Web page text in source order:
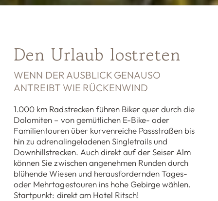
Den Urlaub lostreten
WENN DER AUSBLICK GENAUSO
ANTREIBT WIE RÜCKENWIND
1.000 km Radstrecken führen Biker quer durch die
Dolomiten – von gemütlichen E-Bike- oder
Familientouren über kurvenreiche Passstraßen bis
hin zu adrenalingeladenen Singletrails und
Downhillstrecken. Auch direkt auf der Seiser Alm
können Sie zwischen angenehmen Runden durch
blühende Wiesen und herausfordernden Tages-
oder Mehrtagestouren ins hohe Gebirge wählen.
Startpunkt: direkt am Hotel Ritsch!